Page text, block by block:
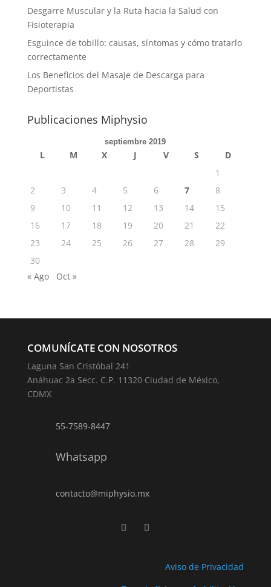
Desgarre Muscular y la Ruta hacia la Salud con
Fisioterapia
Esguince de tobillo: causas, síntomas y cómo tratarlo
correctamente
Los Beneficios del Masaje de Descarga para
Deportistas
Publicaciones Miphysio
septiembre 2019
L M X J V S
D
1
2
3 4 5 6 7
8
9
10 11 12 13 14
15
16
17 18 19 20 21
22
23
24 25 26 27 28
29
30
« Ago
Oct »
COMUNÍCATE CON NOSOTROS
Laguna San Cristóbal 241
Anáhuac 2a Secc. C.P. 11320 Ciudad de México,
CDMX
55-7589-8447
Whatsapp
contacto@miphysio.mx
Aviso de Privacidad